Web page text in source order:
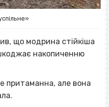
що модрина стійкіша
накопиченню
притаманна, але вона